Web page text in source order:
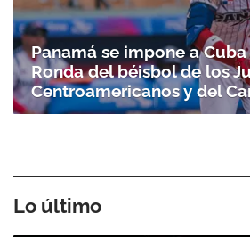
Panamá se impone a
Ronda del béisbol de los
Centroamericanos y del
Lo último